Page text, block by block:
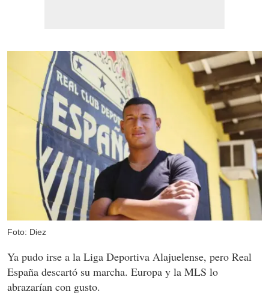
Foto: Diez
Ya pudo irse a la Liga Deportiva Alajuelense, pero Real
España descartó su marcha. Europa y la MLS lo
abrazarían con gusto.